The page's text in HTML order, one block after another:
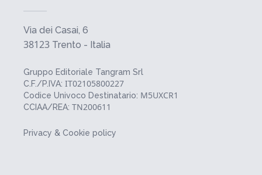
Via dei Casai, 6
38123 Trento - Italia
Gruppo Editoriale Tangram Srl
C.F./P.IVA: IT02105800227
Codice Univoco Destinatario: M5UXCR1
CCIAA/REA: TN200611
Privacy & Cookie policy